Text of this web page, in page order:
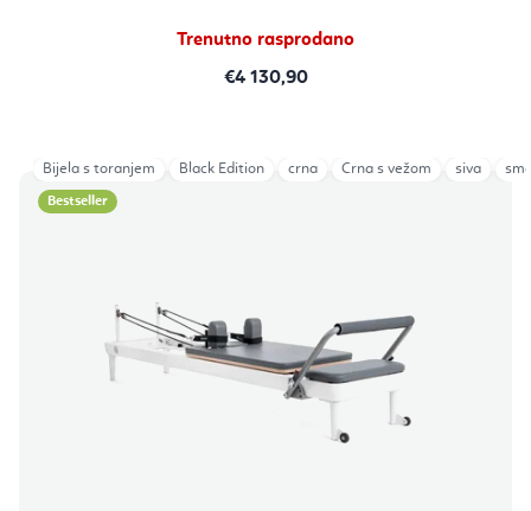
Trenutno rasprodano
€4 130,90
Bestseller
Bijela s toranjem Black Edition crna Crna s vežom siva